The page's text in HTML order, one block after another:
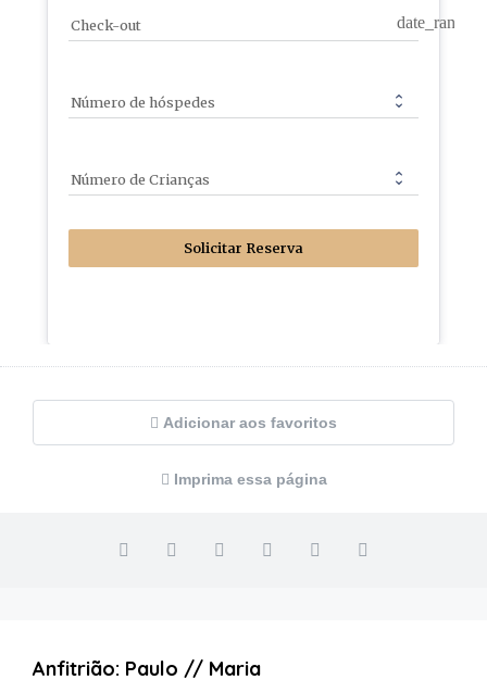
Check-out date_range
Número de hóspedes
Número de Crianças
Solicitar Reserva
Adicionar aos favoritos
Imprima essa página
Anfitrião: Paulo // Maria